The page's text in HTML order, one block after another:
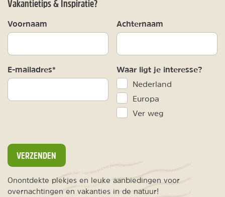
Vakantietips & Inspiratie?
Voornaam Achternaam
E-mailadres* Waar ligt je interesse?
Nederland
Europa
Ver weg
VERZENDEN
Onontdekte plekjes en leuke aanbiedingen voor
overnachtingen en vakanties in de natuur!